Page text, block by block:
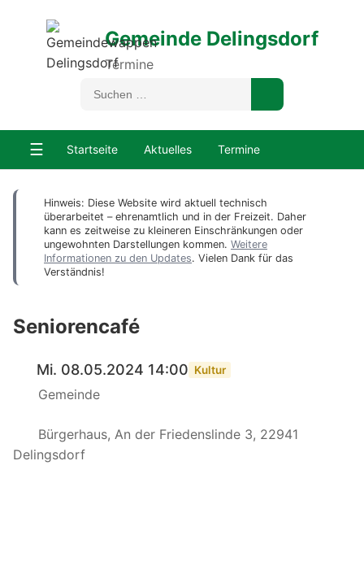
Gemeinde Delingsdorf
Termine
☰ Startseite Aktuelles Termine
Hinweis: Diese Website wird aktuell technisch
überarbeitet – ehrenamtlich und in der Freizeit. Daher
kann es zeitweise zu kleineren Einschränkungen oder
ungewohnten Darstellungen kommen. Weitere
Informationen zu den Updates. Vielen Dank für das
Verständnis!
Seniorencafé
Mi. 08.05.2024 14:00 Kultur
Gemeinde
Bürgerhaus, An der Friedenslinde 3, 22941
Delingsdorf